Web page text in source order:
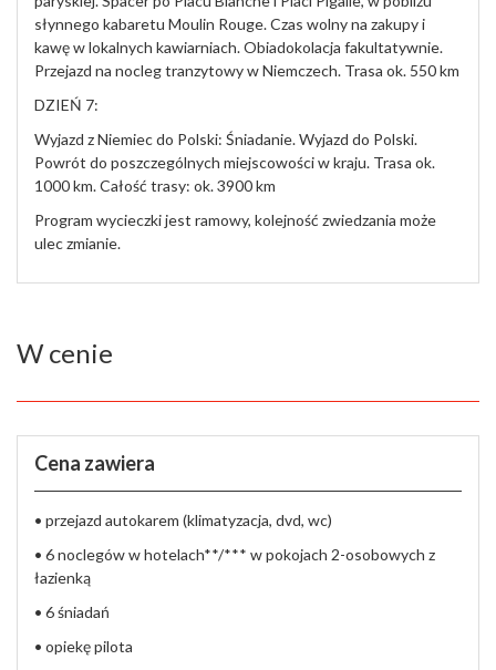
słynnego kabaretu Moulin Rouge. Czas wolny na zakupy i
kawę w lokalnych kawiarniach. Obiadokolacja fakultatywnie.
Przejazd na nocleg tranzytowy w Niemczech. Trasa ok. 550 km
DZIEŃ 7:
Wyjazd z Niemiec do Polski: Śniadanie. Wyjazd do Polski.
Powrót do poszczególnych miejscowości w kraju. Trasa ok.
1000 km. Całość trasy: ok. 3900 km
Program wycieczki jest ramowy, kolejność zwiedzania może
ulec zmianie.
W cenie
Cena zawiera
• przejazd autokarem (klimatyzacja, dvd, wc)
• 6 noclegów w hotelach**/*** w pokojach 2-osobowych z
łazienką
• 6 śniadań
• opiekę pilota